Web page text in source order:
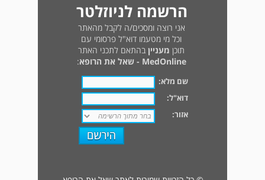
הרשמה לניוזלטר
אני רוצה ומסכים/ה לקבל מהאתר
וכל מי מטעמו דוא"ל פרסומי עם
תוכן מעניין בהתאם לתכני האתר
MedOnline - שאל את הרופא
:
שם מלא:
דוא"ל:
אזור: